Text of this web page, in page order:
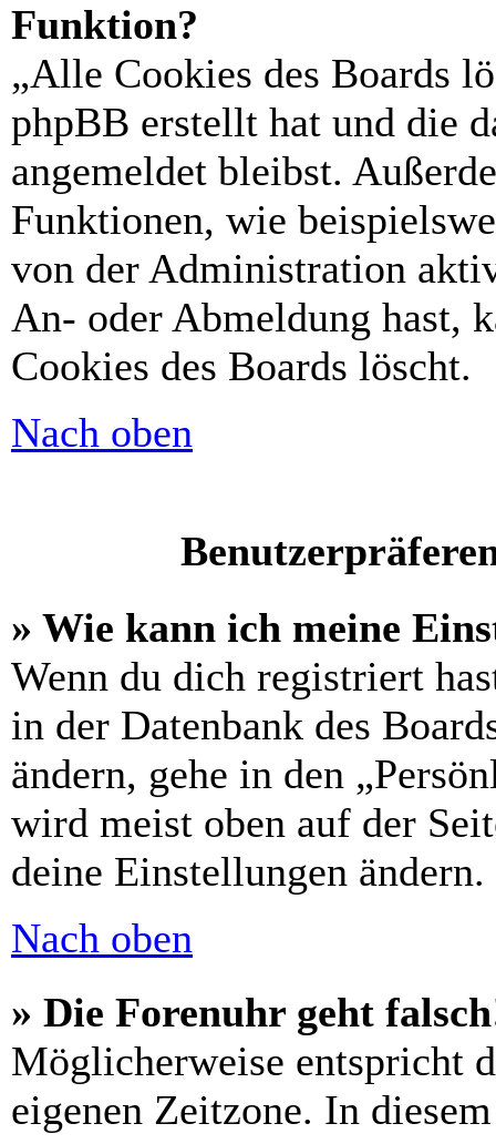
Funktion?
„Alle Cookies des Boards
phpBB erstellt hat und die
angemeldet bleibst.
Funktionen, wie
von der Administration
An- oder Abmeldung hast,
Cookies des Boards löscht.
Nach oben
» Wie kann ich meine
Wenn du dich registriert
in der Datenbank des
ändern, gehe in den
wird meist oben auf der
deine Einstellungen ändern.
Nach oben
» Die Forenuhr geht
Möglicherweise entspricht
eigenen Zeitzone. In